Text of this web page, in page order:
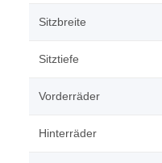
Sitzbreite
Sitztiefe
Vorderräder
Hinterräder